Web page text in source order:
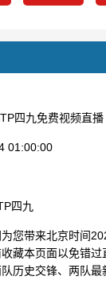
四九免费视频直播
01:00:00
四九
您带来北京时间
藏本页面以免错
历史交锋、两队最